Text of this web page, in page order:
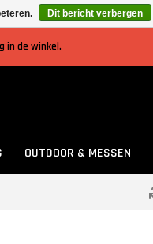
in de winkel.
OUTDOOR & MESSEN
Dit bericht verbergen